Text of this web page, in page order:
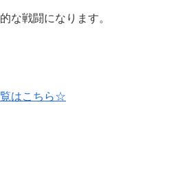
な戦闘になります。
はこちら☆